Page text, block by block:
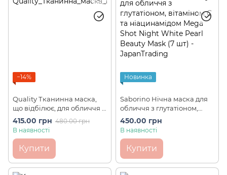
−14%
Quality Тканинна маска,
що відбілює, для обличчя з
вітаміном С First Grand
White VC100 (7 шт)
415.00 грн 480.00 грн
В наявності
Купити
Новинка
Saborino Нічна маска для
обличчя з глутатіоном,
вітаміном C та
ніацинамідом Mega Shot
Mask (7 шт)
450.00 грн
В наявності
Купити